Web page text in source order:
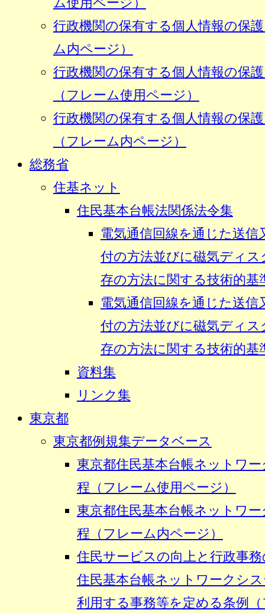
行政機関の保有する個人情報の保
ム内ページ）
行政機関の保有する個人情報の保
（フレーム使用ページ）
行政機関の保有する個人情報の保
（フレーム内ページ）
総務省
住基ネット
住民基本台帳法関係法令集
電気通信回線を通じた送
付の方法並びに磁気ディ
存の方法に関する技術的
電気通信回線を通じた送
付の方法並びに磁気ディ
存の方法に関する技術的
資料集
リンク集
東京都
東京都例規集データベース
東京都住民基本台帳ネットワ
程（フレーム使用ページ）
東京都住民基本台帳ネットワ
程（フレーム内ページ）
住民サービスの向上と行政事
住民基本台帳ネットワークシ
利用する事務等を定める条例